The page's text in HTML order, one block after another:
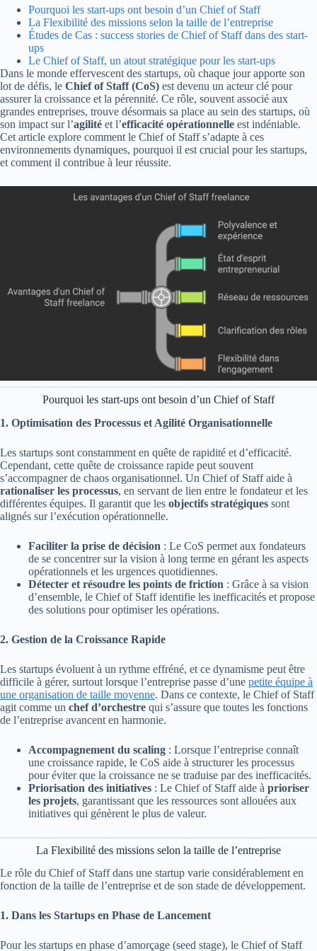
Pourquoi les start-ups ont besoin d’un Chief of Staff
La Flexibilité des missions selon la taille de l’entreprise
Études de Cas : success stories de Chief of Staff dans des start-
ups
Le Chief of Staff, un atout stratégique pour les start-ups
Dans le monde effervescent des startups, où chaque jour apporte son
lot de défis, le Chief of Staff (CoS) est devenu un acteur clé pour
assurer la croissance et la pérennité. Ce rôle, souvent associé aux
grandes entreprises, trouve désormais sa place au sein des startups, où
son impact sur l’agilité et l’efficacité opérationnelle est indéniable.
Cet article explore comment le Chief of Staff s’adapte à ces
environnements dynamiques, pourquoi il est crucial pour les startups,
et comment il contribue à leur réussite.
Pourquoi les start-ups ont besoin d’un Chief of Staff
1. Optimisation des Processus et Agilité Organisationnelle
Les startups sont constamment en quête de rapidité et d’efficacité.
Cependant, cette quête de croissance rapide peut souvent
s’accompagner de chaos organisationnel. Un Chief of Staff aide à
rationaliser les processus, en servant de lien entre le fondateur et les
différentes équipes. Il garantit que les objectifs stratégiques sont
alignés sur l’exécution opérationnelle.
Faciliter la prise de décision : Le CoS permet aux fondateurs
de se concentrer sur la vision à long terme en gérant les aspects
opérationnels et les urgences quotidiennes.
Détecter et résoudre les points de friction : Grâce à sa vision
d’ensemble, le Chief of Staff identifie les inefficacités et propose
des solutions pour optimiser les opérations.
2. Gestion de la Croissance Rapide
Les startups évoluent à un rythme effréné, et ce dynamisme peut être
difficile à gérer, surtout lorsque l’entreprise passe d’une petite équipe à
une organisation de taille moyenne. Dans ce contexte, le Chief of Staff
agit comme un chef d’orchestre qui s’assure que toutes les fonctions
de l’entreprise avancent en harmonie.
Accompagnement du scaling : Lorsque l’entreprise connaît
une croissance rapide, le CoS aide à structurer les processus
pour éviter que la croissance ne se traduise par des inefficacités.
Priorisation des initiatives : Le Chief of Staff aide à prioriser
les projets, garantissant que les ressources sont allouées aux
initiatives qui génèrent le plus de valeur.
La Flexibilité des missions selon la taille de l’entreprise
Le rôle du Chief of Staff dans une startup varie considérablement en
fonction de la taille de l’entreprise et de son stade de développement.
1. Dans les Startups en Phase de Lancement
Pour les startups en phase d’amorçage (seed stage), le Chief of Staff